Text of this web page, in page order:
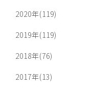
2020年(119)
2019年(119)
2018年(76)
2017年(13)